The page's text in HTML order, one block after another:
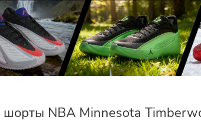
NBA Minnesota